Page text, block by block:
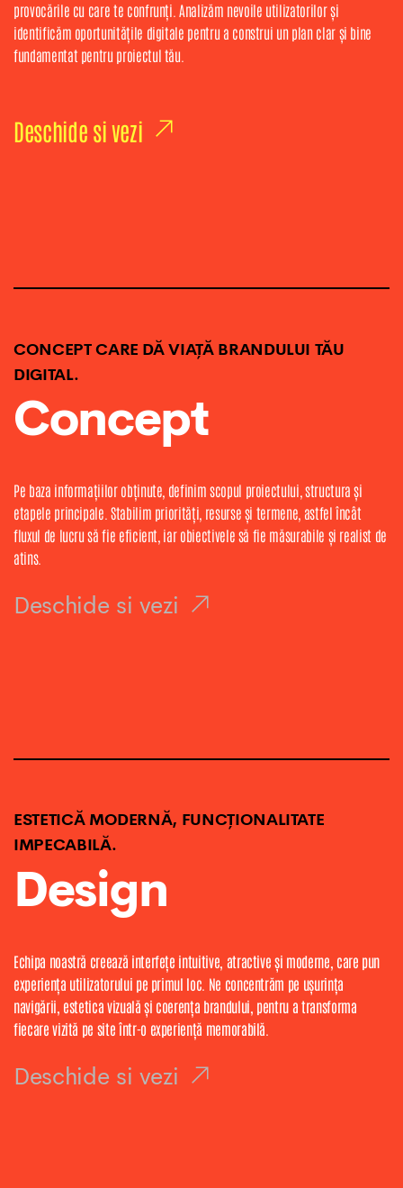
provocările cu care te confrunți. Analizăm nevoile utilizatorilor și
identificăm oportunitățile digitale pentru a construi un plan clar și bine
fundamentat pentru proiectul tău.
Deschide si vezi
CONCEPT CARE DĂ VIAȚĂ BRANDULUI TĂU
DIGITAL.
Concept
Pe baza informațiilor obținute, definim scopul proiectului, structura și
etapele principale. Stabilim priorități, resurse și termene, astfel încât
fluxul de lucru să fie eficient, iar obiectivele să fie măsurabile și realist de
atins.
Deschide si vezi
ESTETICĂ MODERNĂ, FUNCȚIONALITATE
IMPECABILĂ.
Design
Echipa noastră creează interfețe intuitive, atractive și moderne, care pun
experiența utilizatorului pe primul loc. Ne concentrăm pe ușurința
navigării, estetica vizuală și coerența brandului, pentru a transforma
fiecare vizită pe site într-o experiență memorabilă.
Deschide si vezi